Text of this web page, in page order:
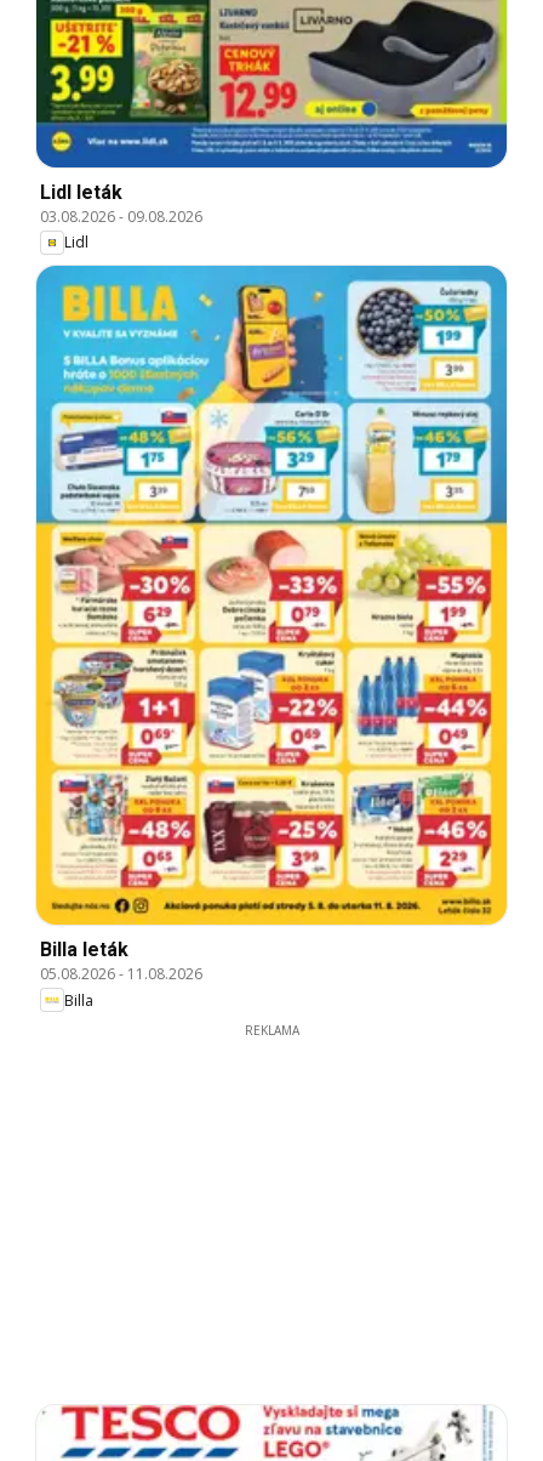
Lidl leták
03.08.2026- 09.08.2026
Lidl
Billa leták
05.08.2026- 11.08.2026
Billa
REKLAMA